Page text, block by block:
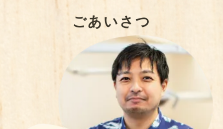
ごあいさつ